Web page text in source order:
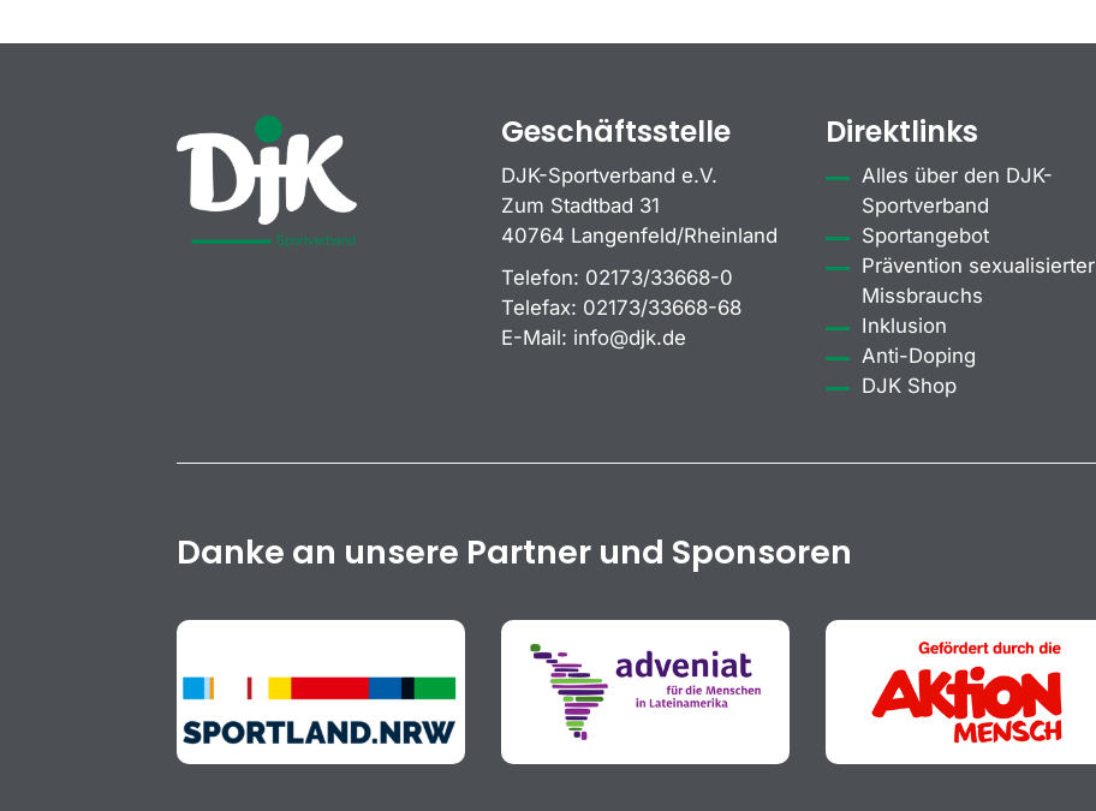
Geschäftsstelle
DJK-Sportverband e.V.
Zum Stadtbad 31
40764 Langenfeld/Rheinland
Telefon: 02173/33668-0
Telefax: 02173/33668-68
E-Mail: info@djk.de
Direktlinks
Alles über den DJK-
Sportverband
Sportangebot
Prävention sexualisierter
Missbrauchs
Inklusion
Anti-Doping
DJK Shop
Danke an unsere Partner und Sponsoren